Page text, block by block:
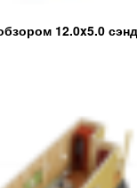
12.0x5.0